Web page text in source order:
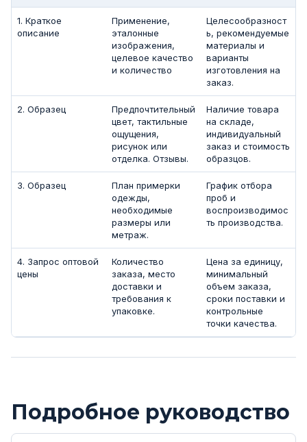
1. Краткое
описание
Применение,
эталонные
изображения,
целевое качество
и количество
Целесообразност
ь, рекомендуемые
материалы и
варианты
изготовления на
заказ.
2. Образец
Предпочтительный
цвет, тактильные
ощущения,
рисунок или
отделка. Отзывы.
Наличие товара
на складе,
индивидуальный
заказ и стоимость
образцов.
3. Образец
План примерки
одежды,
необходимые
размеры или
метраж.
График отбора
проб и
воспроизводимос
ть производства.
4. Запрос оптовой
цены
Количество
заказа, место
доставки и
требования к
упаковке.
Цена за единицу,
минимальный
объем заказа,
сроки поставки и
контрольные
точки качества.
Подробное руководство